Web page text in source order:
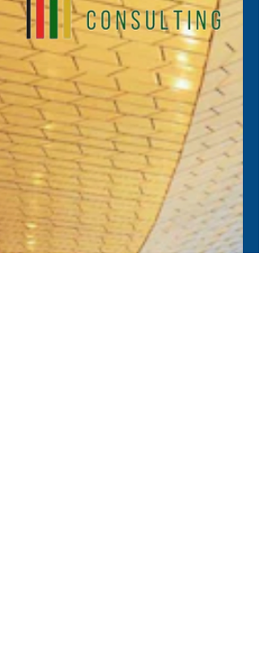
16 de fev. de 2023
Retrospectiva GPC 2021